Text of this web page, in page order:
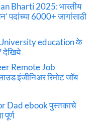
Bharti 2025: भारतीय
पदांच्या 6000+ जागांसाठी
education के
देखिये
Remote Job
इंजीनिअर रिमोट जॉब
Dad ebook पुस्तकाचे
पूर्ण